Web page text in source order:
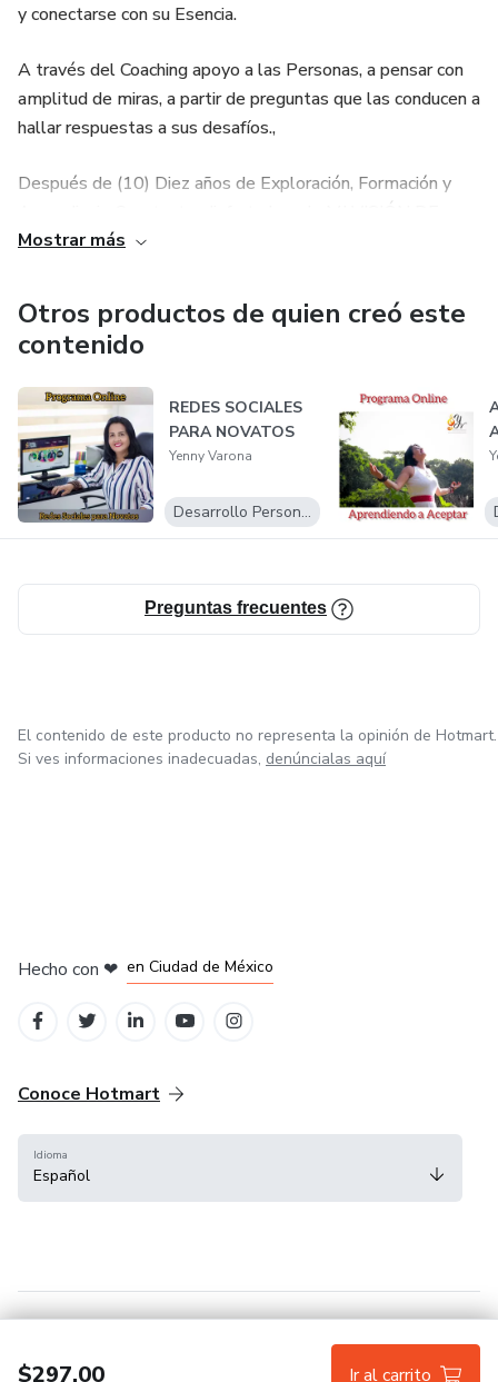
y conectarse con su Esencia.
A través del Coaching apoyo a las Personas, a pensar con
amplitud de miras, a partir de preguntas que las conducen a
hallar respuestas a sus desafíos.,
Después de (10) Diez años de Exploración, Formación y
VIDA que es "Día a Día Tocar Generaciones, Uniendo
Mostrar más
Otros productos de quien creó este
contenido
REDES SOCIALES
PARA NOVATOS
Yenny Varona
Desarrollo Personal
Preguntas frecuentes
$297.00 Ir al carrito
El contenido de este producto no representa la opinión de Hotmart.
Si ves informaciones inadecuadas, denúncialas aquí
Hecho con ❤ en Ciudad de México
Conoce Hotmart
Idioma
Español